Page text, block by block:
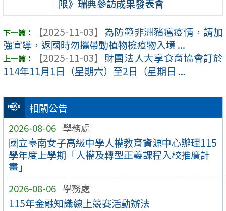
相關公告
2026-08-06 學務處
國立臺南女子高級中學人權教育資源中心辦理115
學年度上學期「人權及轉型正義課程入校推廣計
畫」
2026-08-06 學務處
115年金融知識線上競賽活動辦法
限》瑞典參訪成果發表會
【2025-11-03】 為防範非洲豬瘟疫情，請加
強宣導，返國時勿攜帶動植物檢疫物入境 ...
【2025-11-03】 財團法人大享食育協會訂於
114年11月1日（星期六）至2日（星期日 ...